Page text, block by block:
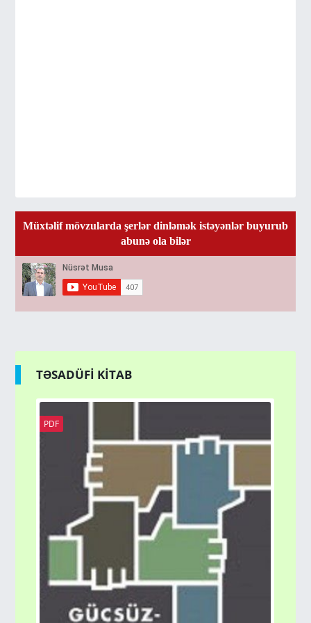
Müxtəlif mövzularda şerlər dinləmək istəyənlər buyurub
abunə ola bilər
TƏSADÜFİ KİTAB
PDF